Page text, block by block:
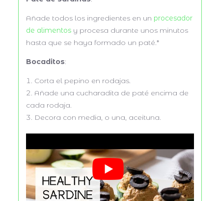
Añade todos los ingredientes en un procesador
de alimentos y procesa durante unos minutos
hasta que se haya formado un paté.*
Bocaditos:
Corta el pepino en rodajas.
Añade una cucharadita de paté encima de
cada rodaja.
Decora con media, o una, aceituna.